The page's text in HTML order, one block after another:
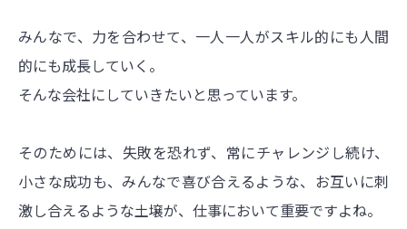
みんなで、力を合わせて、一人一人がスキル的にも人間
的にも成長していく。
そんな会社にしていきたいと思っています。
そのためには、失敗を恐れず、常にチャレンジし続け、
小さな成功も、みんなで喜び合えるような、お互いに刺
激し合えるような土壌が、仕事において重要ですよね。